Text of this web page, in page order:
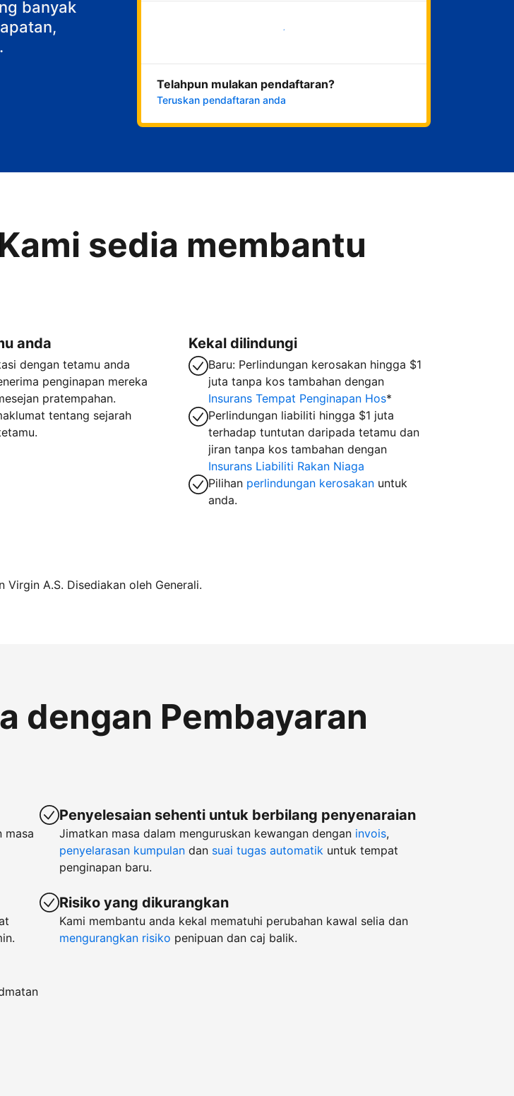
banyak
Mulakan sekarang
Telahpun mulakan pendaftaran?
Teruskan pendaftaran anda
sedia membantu
anda
dengan tetamu anda
penginapan mereka
pratempahan.
tentang sejarah
Kekal dilindungi
Baru: Perlindungan kerosakan hingga $1
juta tanpa kos tambahan dengan
Insurans Tempat Penginapan Hos*
Perlindungan liabiliti hingga $1 juta
terhadap tuntutan daripada tetamu dan
jiran tanpa kos tambahan dengan
Insurans Liabiliti Rakan Niaga
Pilihan perlindungan kerosakan untuk
anda.
A.S. Disediakan oleh Generali.
dengan Pembayaran
masa
Penyelesaian sehenti untuk berbilang penyenaraian
Jimatkan masa dalam menguruskan kewangan dengan invois,
penyelarasan kumpulan dan suai tugas automatik untuk tempat
penginapan baru.
Risiko yang dikurangkan
Kami membantu anda kekal mematuhi perubahan kawal selia dan
mengurangkan risiko penipuan dan caj balik.